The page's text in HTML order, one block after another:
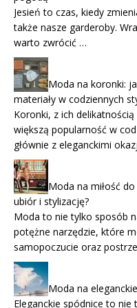
Jesień to czas, kiedy
także nasze garderoby.
warto zwrócić …
Moda na koronki:
materiały w codziennych
Koronki, z ich
większą popularność w
głównie z eleganckimi
Moda na miłość
ubiór i stylizację?
Moda to nie tylko sposób
potężne narzędzie, które
samopoczucie oraz
Moda na
Eleganckie spódnice to